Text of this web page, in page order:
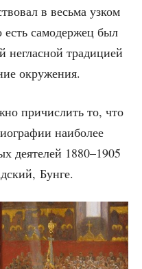
в весь­ма узком
само­дер­жец был
неглас­ной тра­ди­ци­ей
окружения.
при­чис­лить то, что
наи­бо­лее
дея­те­лей 1880–1905
Бунге.